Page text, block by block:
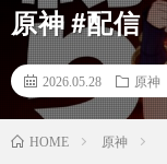
原神 #配信
2026.05.28 原神
HOME 原神